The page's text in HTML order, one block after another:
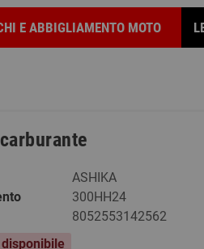
E ABBIGLIAMENTO MOTO
ASHIKA
300HH24
8052553142562
disponibile